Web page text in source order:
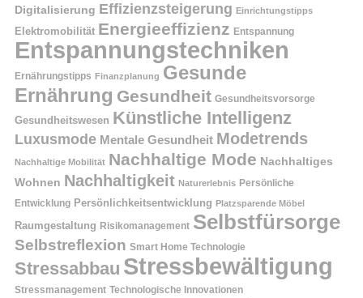
Digitalisierung Effizienzsteigerung Einrichtungstipps
Elektromobilität Energieeffizienz Entspannung
Entspannungstechniken
Ernährungstipps Finanzplanung Gesunde
Ernährung Gesundheit Gesundheitsvorsorge
Gesundheitswesen Künstliche Intelligenz
Luxusmode Mentale Gesundheit Modetrends
Nachhaltige Mobilität Nachhaltige Mode Nachhaltiges
Wohnen Nachhaltigkeit Naturerlebnis Persönliche
Entwicklung Persönlichkeitsentwicklung Platzsparende Möbel
Raumgestaltung Risikomanagement Selbstfürsorge
Selbstreflexion Smart Home Technologie
Stressabbau Stressbewältigung
Stressmanagement Technologische Innovationen